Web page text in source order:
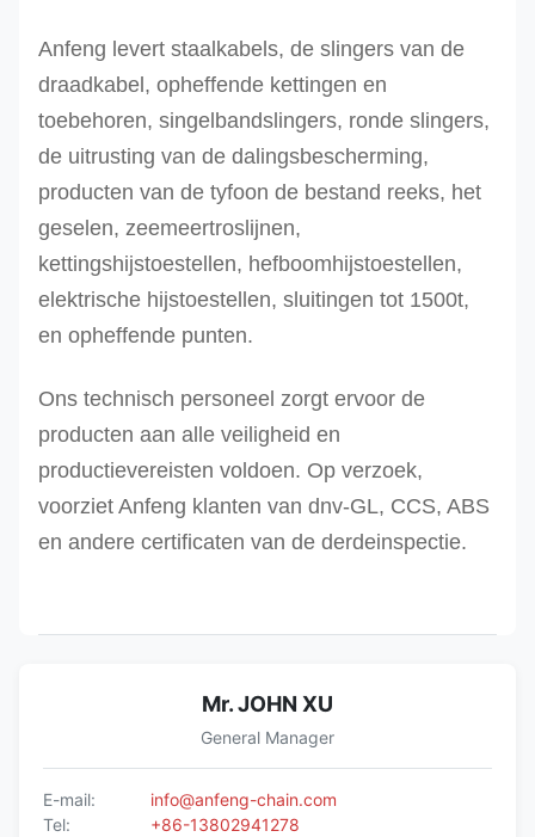
Ree-
100T
Ree-
300T
Ree-
500T
50
100
300
500
sinaasappel
sinaasappel
sinaasappel
sinaasappel
192
450
500
Andere grootte kan op verzoek worden
Anfeng levert staalkabels, de slingers van de
draadkabel, opheffende kettingen en
toebehoren, singelbandslingers, ronde slingers,
de uitrusting van de dalingsbescherming,
producten van de tyfoon de bestand reeks, het
geselen, zeemeertroslijnen,
kettingshijstoestellen, hefboomhijstoestellen,
elektrische hijstoestellen, sluitingen tot 1500t,
en opheffende punten.
Ons technisch personeel zorgt ervoor de
producten aan alle veiligheid en
productievereisten voldoen. Op verzoek,
voorziet Anfeng klanten van dnv-GL, CCS, ABS
en andere certificaten van de derdeinspectie.
Mr. JOHN XU
General Manager
E-mail:
info@anfeng-chain.com
Tel:
+86-13802941278